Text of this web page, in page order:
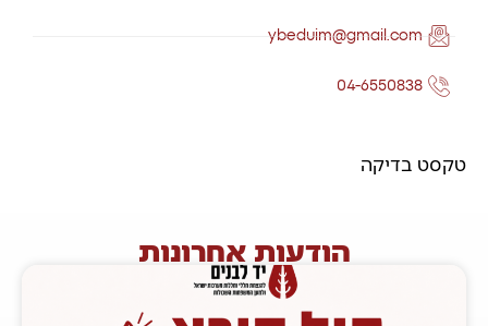
ybeduim@gmail.com
04-6550838
טקסט בדיקה
הודעות אחרונות